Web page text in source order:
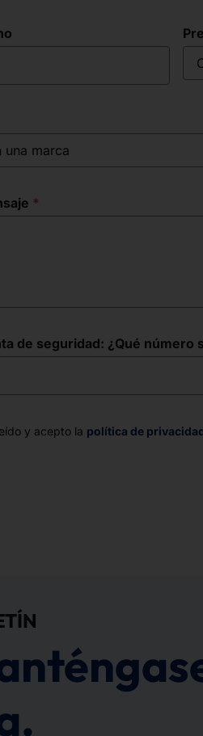
una marca
de seguridad: ¿Qué número
y acepto la política de